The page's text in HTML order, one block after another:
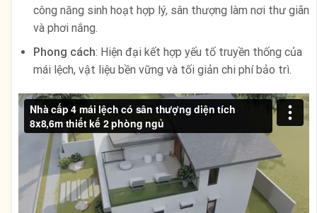
công năng sinh hoạt hợp lý, sân thượng làm nơi thư giãn
và phơi nắng.
Phong cách: Hiện đại kết hợp yếu tố truyền thống của
mái lệch, vật liệu bền vững và tối giản chi phí bảo trì.